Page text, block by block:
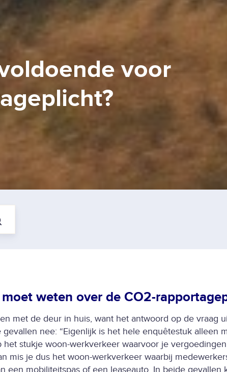
voor
weten over de CO2-
met de deur in huis, want het antwoord op de vraag
nee: “Eigenlijk is het hele enquêtestuk alleen
het stukje woon-werkverkeer waarvoor je vergoedingen
mis je dus het woon-werkverkeer waarbij
een mobiliteitspas of een leaseauto. In beide gevallen